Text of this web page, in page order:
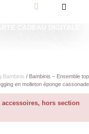
Bambinis / Bambinis – Ensemble top
en molleton éponge cassonade
accessoires, hors section